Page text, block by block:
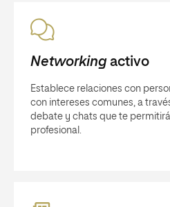
Networkingactivo
Establece relaciones con
con intereses comunes, a
debate y chats que te
profesional.